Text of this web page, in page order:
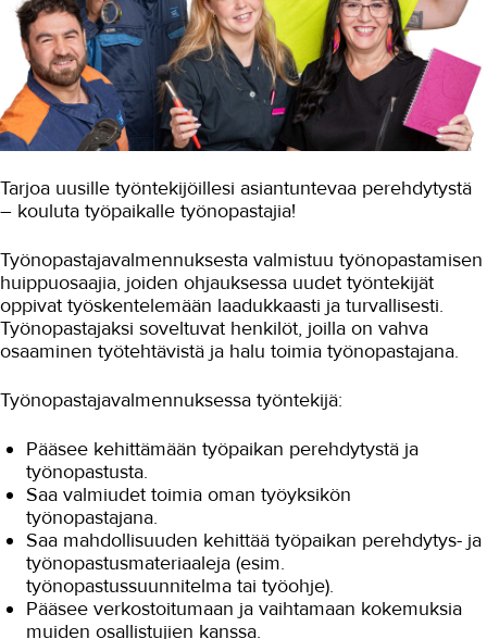
Yritysyhteistyö
Referenssit
Konepajakoulu
Tilavuokra
Työelämäpalaute
TAKK
AJANKOHTAISTA
IN ENGLISH
Tarjoa uusille työntekijöillesi asiantuntevaa perehdytystä
– kouluta työpaikalle työnopastajia!
Työnopastajavalmennuksesta valmistuu työnopastamisen
huippuosaajia, joiden ohjauksessa uudet työntekijät
oppivat työskentelemään laadukkaasti ja turvallisesti.
Työnopastajaksi soveltuvat henkilöt, joilla on vahva
osaaminen työtehtävistä ja halu toimia työnopastajana.
Työnopastajavalmennuksessa työntekijä:
Pääsee kehittämään työpaikan perehdytystä ja
työnopastusta.
Saa valmiudet toimia oman työyksikön
työnopastajana.
Saa mahdollisuuden kehittää työpaikan perehdytys- ja
työnopastusmateriaaleja (esim.
työnopastussuunnitelma tai työohje).
Pääsee verkostoitumaan ja vaihtamaan kokemuksia
muiden osallistujien kanssa.